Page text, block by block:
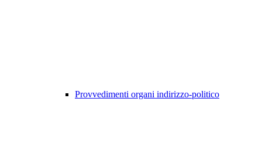
Provvedimenti organi indirizzo-politico